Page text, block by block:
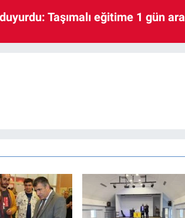
Taşımalı eğitime 1 gün ara